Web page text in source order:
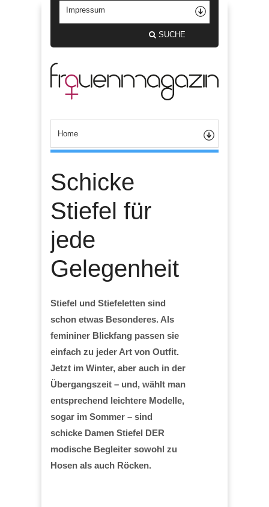
SUCHE
Schicke
Stiefel für
jede
Gelegenheit
Stiefel und Stiefeletten sind
schon etwas Besonderes. Als
femininer Blickfang passen sie
einfach zu jeder Art von Outfit.
Jetzt im Winter, aber auch in der
Übergangszeit – und, wählt man
entsprechend leichtere Modelle,
sogar im Sommer – sind
schicke Damen Stiefel DER
modische Begleiter sowohl zu
Hosen als auch Röcken.